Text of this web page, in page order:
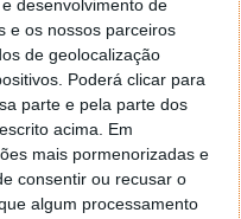
desenvolvimento de
e os nossos parceiros
de geolocalização
Poderá clicar para
parte e pela parte dos
acima. Em
mais pormenorizadas e
consentir ou recusar o
algum processamento
delicada. Estes
: esta é a
com mãos
de forma
uma rede neural